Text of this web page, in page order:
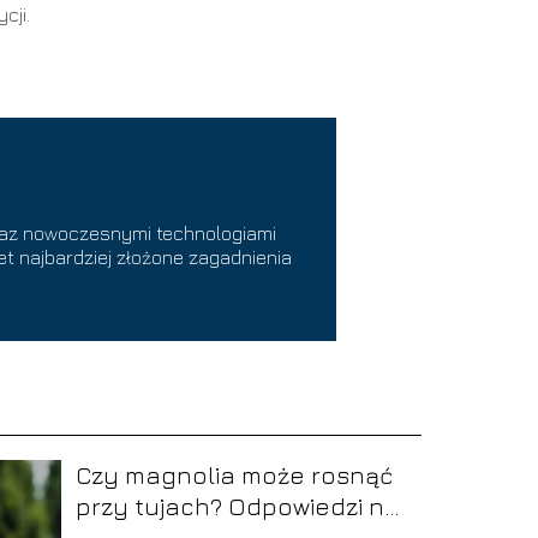
nowoczesnymi technologiami
najbardziej złożone zagadnienia
Czy magnolia może rosnąć
przy tujach? Odpowiedzi na